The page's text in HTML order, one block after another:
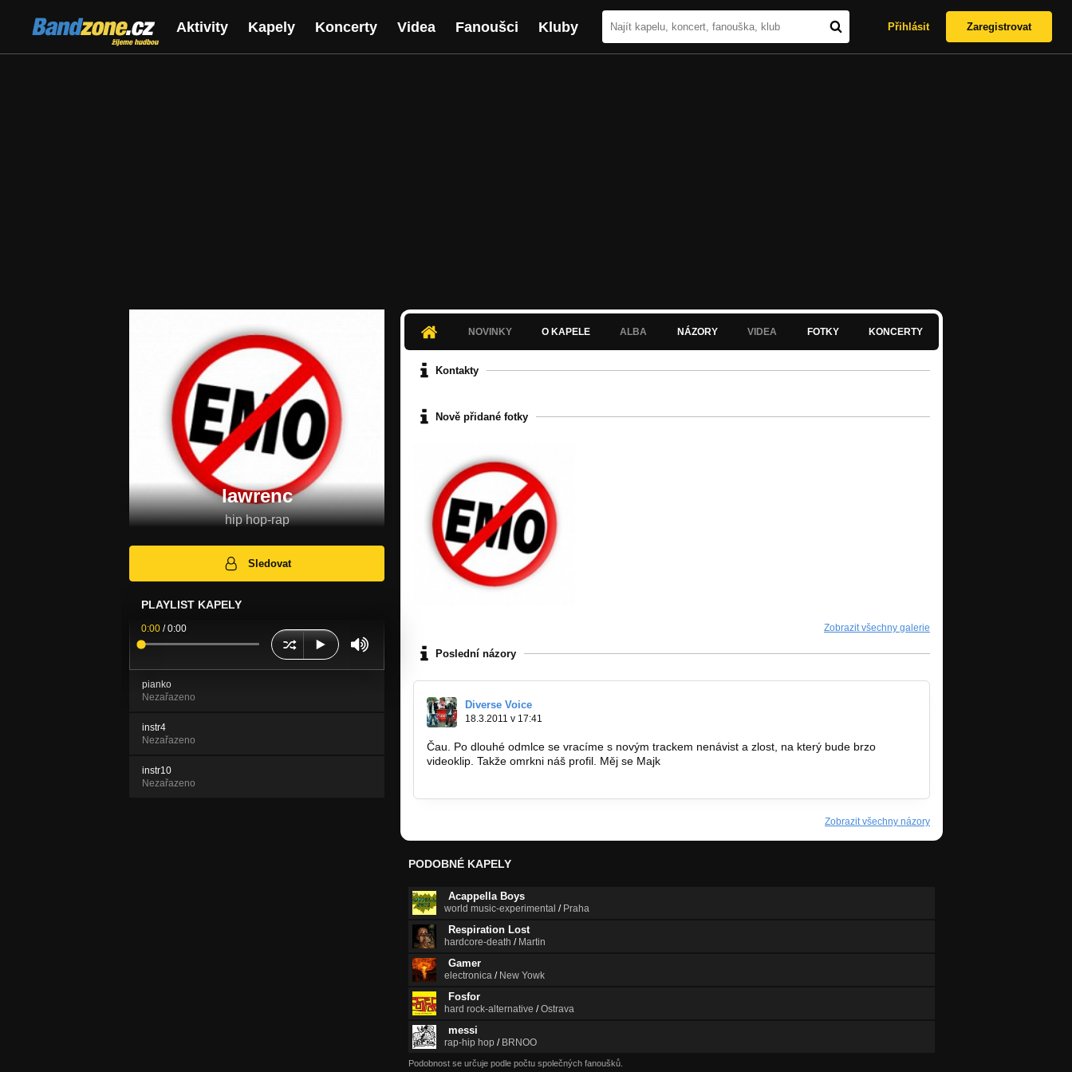
Bandzone.cz
žijeme hudbou
Aktivity Kapely Koncerty Videa Fanoušci Kluby Přihlásit Zaregistrovat
lawrenc
hip hop-rap
Sledovat
PLAYLIST KAPELY
0:00 /0:00
pianko
Nezařazeno
instr4
Nezařazeno
instr10
Nezařazeno
NOVINKY O KAPELE ALBA NÁZORY VIDEA FOTKY KONCERTY
Kontakty
Nově přidané fotky
Zobrazit všechny galerie
Poslední názory
Diverse Voice
18.3.2011 v 17:41
Čau. Po dlouhé odmlce se vracíme s novým trackem nenávist a zlost, na který bude brzo
videoklip. Takže omrkni náš profil. Měj se Majk
Zobrazit všechny názory
PODOBNÉ KAPELY
Acappella Boys
world music-experimental / Praha
Respiration Lost
hardcore-death / Martin
Gamer
electronica / New Yowk
Fosfor
hard rock-alternative /Ostrava
messi
rap-hip hop / BRNOO
Podobnost se určuje podle počtu společných fanoušků.